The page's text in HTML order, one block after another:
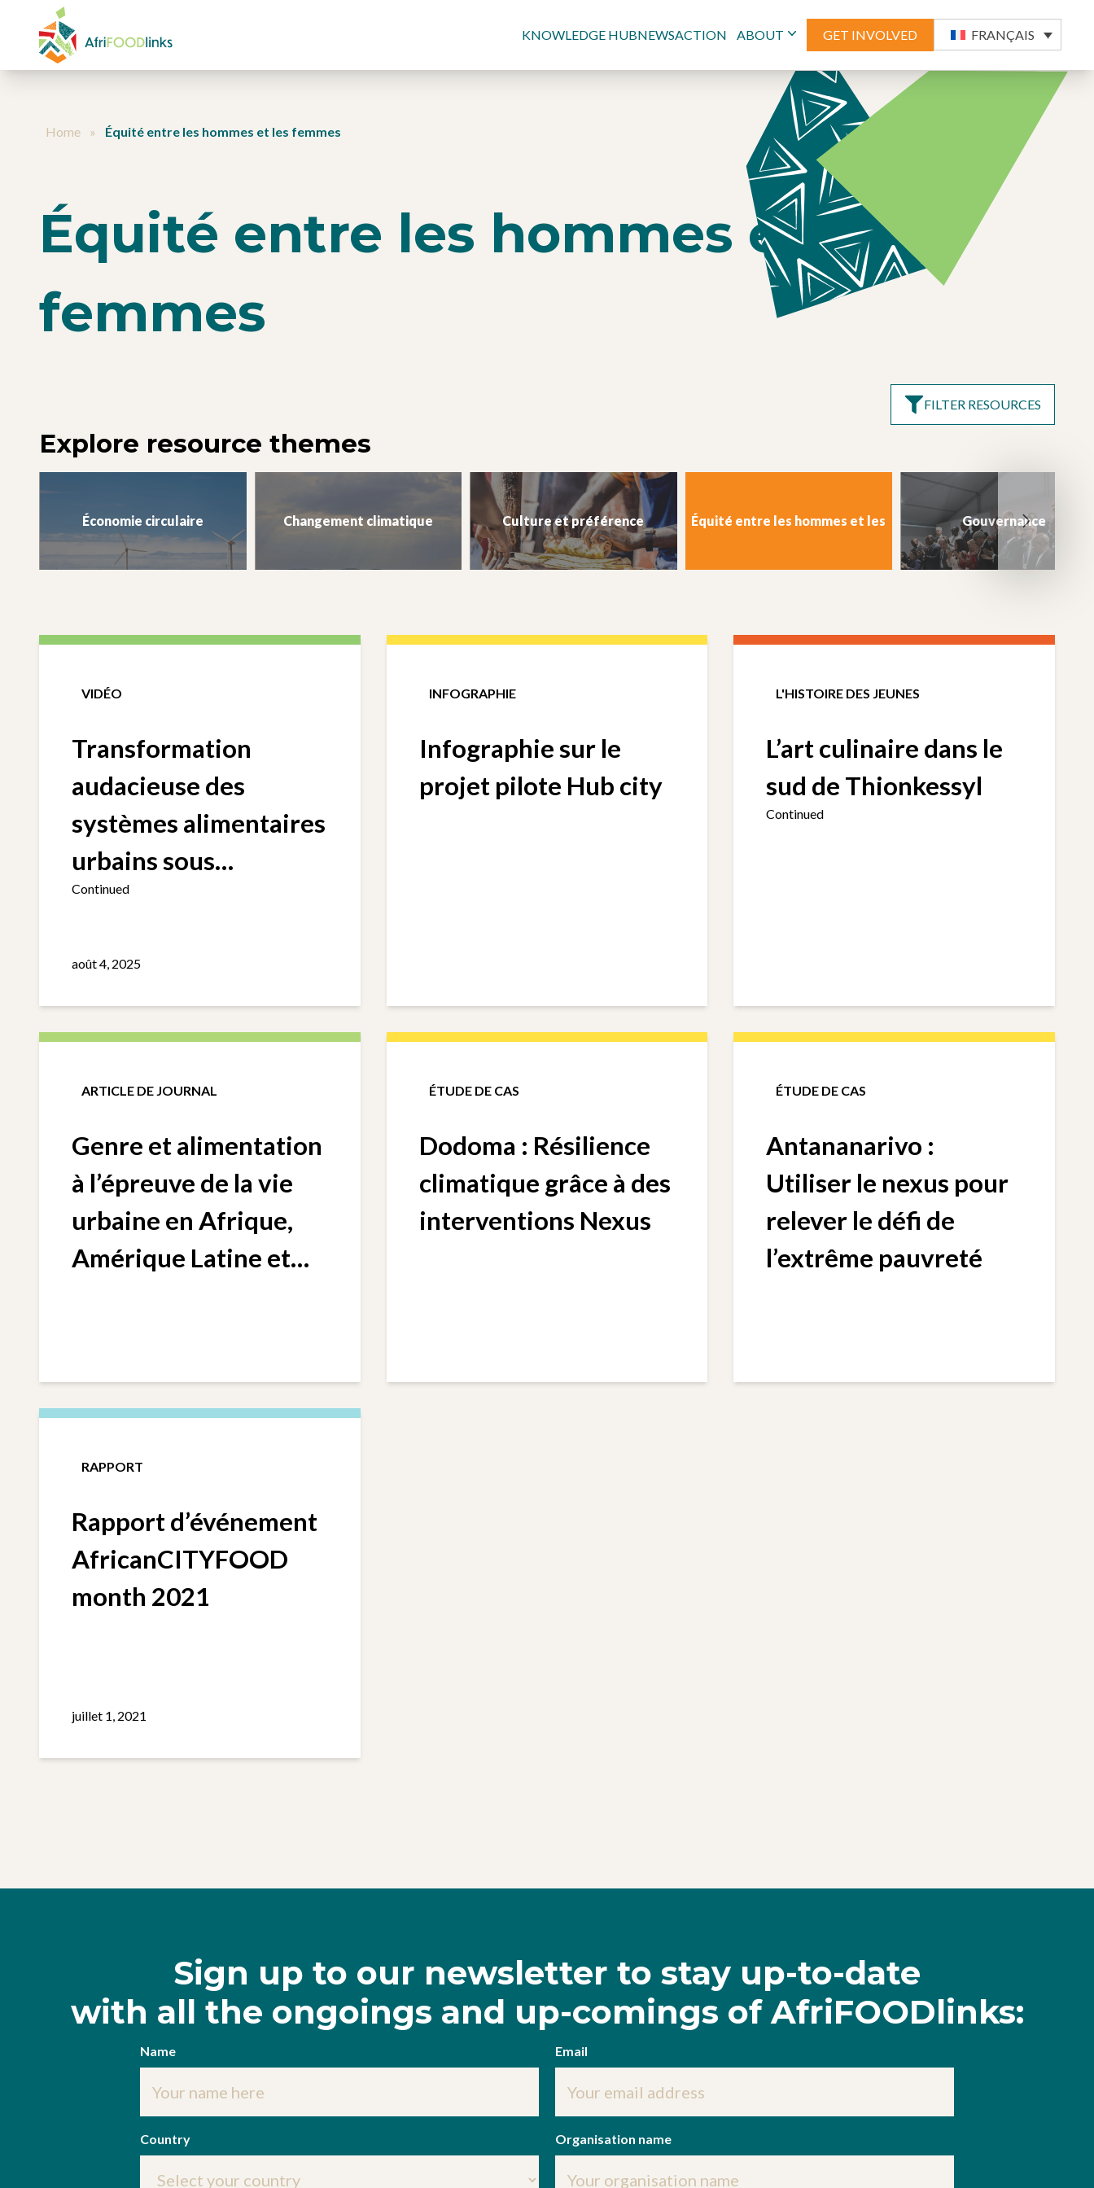
Aller au contenu
KNOWLEDGE HUBNEWSACTION ABOUT GET INVOLVED FRANÇAIS
Home » Équité entre les hommes et les femmes
Équité entre les hommes et les
femmes
FILTER RESOURCES
Explore resource themes
Économie circulaire Changement climatique Culture et préférence Équité entre les hommes et les Gouvernance
VIDÉO
Transformation
audacieuse des
systèmes alimentaires
urbains sous
l’impulsion des jeunes
Continued
août 4, 2025
INFOGRAPHIE
Infographie sur le
projet pilote Hub city
L'HISTOIRE DES JEUNES
L’art culinaire dans le
sud de Thionkessyl
Continued
ARTICLE DE JOURNAL
Genre et alimentation
à l’épreuve de la vie
urbaine en Afrique,
Amérique Latine et
ÉTUDE DE CAS
Dodoma : Résilience
climatique grâce à des
interventions Nexus
ÉTUDE DE CAS
Antananarivo :
Utiliser le nexus pour
relever le défi de
l’extrême pauvreté
RAPPORT
Rapport d’événement
AfricanCITYFOOD
month 2021
juillet 1, 2021
Sign up to our newsletter to stay up-to-date
with all the ongoings and up-comings of AfriFOODlinks:
Name Email
Country Organisation name